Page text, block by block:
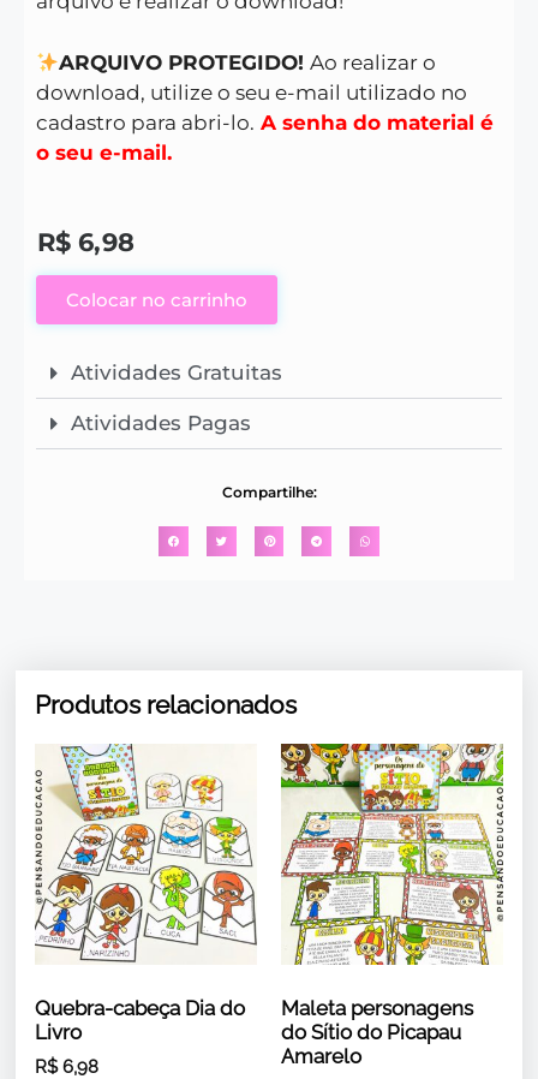
ARQUIVO PROTEGIDO!Ao realizar o
download, utilize o seu e-mail utilizado no
cadastro para abri-lo. A senha do material é
o seu e-mail.
R$ 6,98
Colocar no carrinho
Atividades Gratuitas
Atividades Pagas
Compartilhe:
Produtos relacionados
Quebra-cabeça Dia do
Livro
R$6,98
Maleta personagens
do Sítio do Picapau
Amarelo